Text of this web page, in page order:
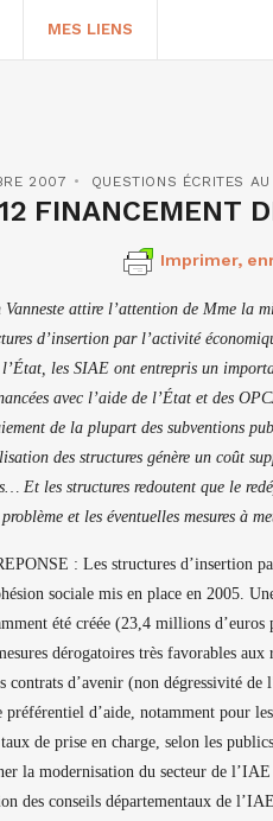
MES LIENS
2007 QUESTIONS ÉCRITES
FINANCEMENT
Imprimer,
attire l’attention de Mme la
d’insertion par l’activité
les SIAE ont entrepris un
avec l’aide de l’État et des
de la plupart des subventions
des structures génère un coût
Et les structures redoutent que le
et les éventuelles mesures à
: Les structures d’insertion
sociale mis en place en 2005.
été créée (23,4 millions
dérogatoires très favorables
contrats d’avenir (non dégressivité
préférentiel d’aide, notamment pour
de prise en charge, selon les
la modernisation du secteur de
des conseils départementaux de